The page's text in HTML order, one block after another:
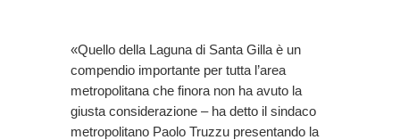
«Quello della Laguna di Santa Gilla è un
compendio importante per tutta l’area
metropolitana che finora non ha avuto la
giusta considerazione – ha detto il sindaco
metropolitano Paolo Truzzu presentando la